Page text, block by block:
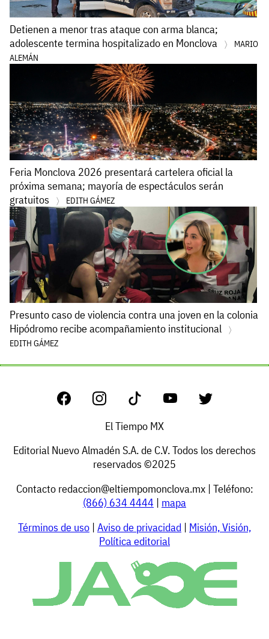
Detienen a menor tras ataque con arma blanca;
adolescente termina hospitalizado en Monclova
MARIO
ALEMÁN
Feria Monclova 2026 presentará cartelera oficial la
próxima semana; mayoría de espectáculos serán
gratuitos
EDITH GÁMEZ
Presunto caso de violencia contra una joven en la colonia
Hipódromo recibe acompañamiento institucional
EDITH GÁMEZ
El Tiempo MX
Editorial Nuevo Almadén S.A. de C.V. Todos los derechos
reservados ©2025
Contacto redaccion@eltiempomonclova.mx| Teléfono:
(866) 634 4444 | mapa
Términos de uso | Aviso de privacidad | Misión, Visión,
Política editorial